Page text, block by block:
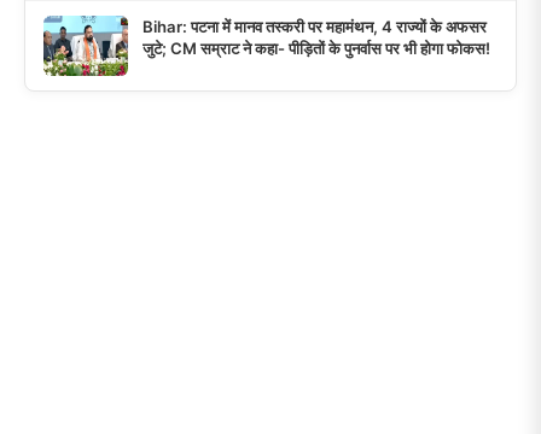
Bihar: पटना में मानव तस्करी पर महामंथन, 4 राज्यों के अफसर
जुटे; CM सम्राट ने कहा- पीड़ितों के पुनर्वास पर भी होगा फोकस!